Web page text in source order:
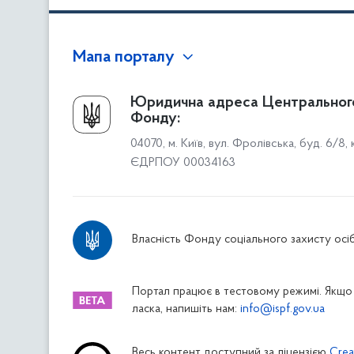
Мапа порталу
Про Фонд
Керівництво
Структура Фонду
Територіальні відділення
Дніпропетровське відділення
Житомирське відділення
Закарпатське відділення
Запорізьке відділення
Юридична адреса
Фонду:
04070, м. Київ, вул. Фролівська, буд. 6/8,
ЄДРПОУ 00034163
Власність Фонду соціального захисту осіб
Портал працює в тестовому режимі. Якщо
ласка, напишіть нам: info@ispf.gov.ua